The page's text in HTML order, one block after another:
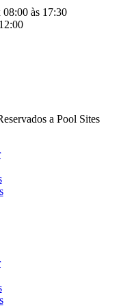
às 17:30
a Pool Sites